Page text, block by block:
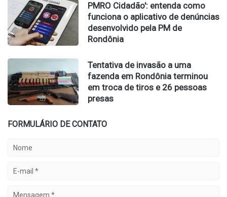
PMRO Cidadão': entenda como
funciona o aplicativo de denúncias
desenvolvido pela PM de
Rondônia
Tentativa de invasão a uma
fazenda em Rondônia terminou
em troca de tiros e 26 pessoas
presas
FORMULÁRIO DE CONTATO